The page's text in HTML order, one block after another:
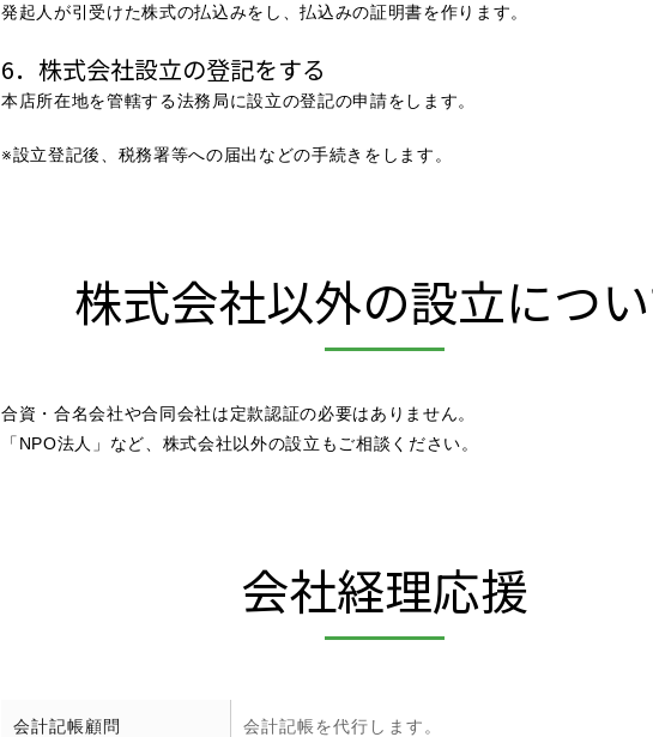
発起人が引受けた株式の払込みをし、払込みの証明書を作ります。
6．株式会社設立の登記をする
本店所在地を管轄する法務局に設立の登記の申請をします。
※設立登記後、税務署等への届出などの手続きをします。
株式会社以外の設立につ
合資・合名会社や合同会社は定款認証の必要はありません。
「NPO法人」など、株式会社以外の設立もご相談ください。
会社経理応援
会計記帳顧問 会計記帳を代行します。